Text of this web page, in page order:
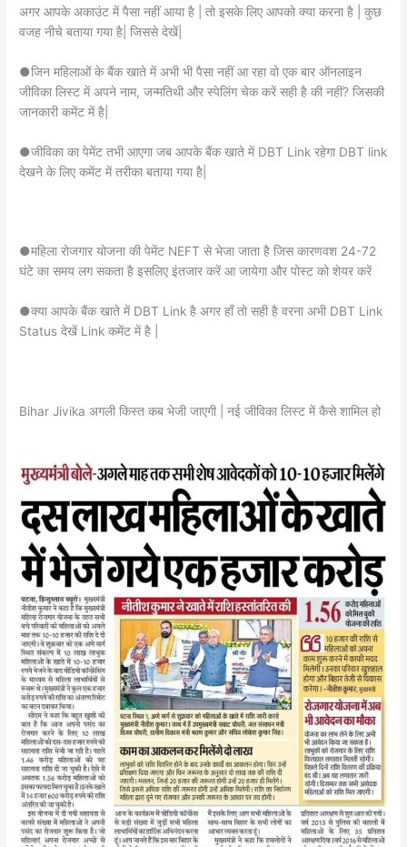
अगर आपके अकाउंट में पैसा नहीं आया है | तो इसके लिए आपको क्या करना है | कुछ
वजह नीचे बताया गया है| जिससे देखें|
●जिन महिलाओं के बैंक खाते में अभी भी पैसा नहीं आ रहा वो एक बार ऑनलाइन
जीविका लिस्ट में अपने नाम, जन्मतिथी और स्पेलिंग चेक करें सही है की नहीं? जिसकी
जानकारी कमेंट में है|
●जीविका का पेमेंट तभी आएगा जब आपके बैंक खाते में DBT Link रहेगा DBT link
देखने के लिए कमेंट में तरीका बताया गया है|
●महिला रोजगार योजना की पेमेंट NEFT से भेजा जाता है जिस कारणवश 24-72
घंटे का समय लग सकता है इसलिए इंतजार करें आ जायेगा और पोस्ट को शेयर करें
●क्या आपके बैंक खाते में DBT Link है अगर हाँ तो सही है वरना अभी DBT Link
Status देखें Link कमेंट में है |
Bihar Jivika अगली किस्त कब भेजी जाएगी | नई जीविका लिस्ट में कैसे शामिल हो